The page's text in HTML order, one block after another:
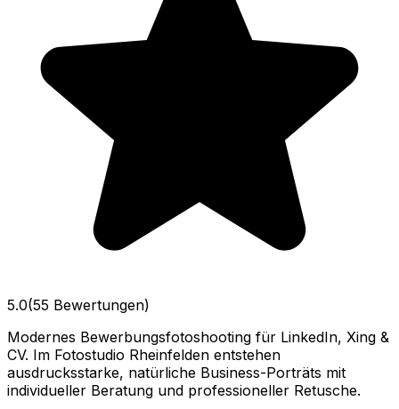
5.0(55 Bewertungen)
Modernes Bewerbungsfotoshooting für LinkedIn, Xing &
CV. Im Fotostudio Rheinfelden entstehen
ausdrucksstarke, natürliche Business-Porträts mit
individueller Beratung und professioneller Retusche.